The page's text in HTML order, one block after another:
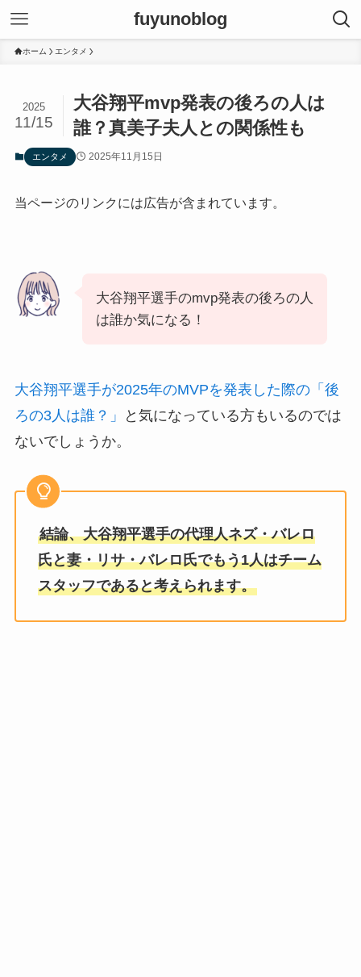
fuyunoblog
ホーム エンタメ
大谷翔平mvp発表の後ろの人は
誰？真美子夫人との関係性も
2025
11/15
エンタメ 2025年11月15日
当ページのリンクには広告が含まれています。
大谷翔平選手のmvp発表の後ろの人
は誰か気になる！
大谷翔平選手が2025年のMVPを発表した際の「後
ろの3人は誰？」
と気になっている方もいるのでは
ないでしょうか。
結論、大谷翔平選手の代理人ネズ・バレロ
氏と妻・リサ・バレロ氏でもう1人はチーム
スタッフであると考えられます。